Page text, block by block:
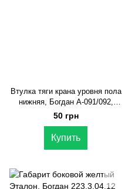
Втулка тяги крана уровня пола
нижняя, Богдан А-091/092,
Ataman
50 грн
Купить